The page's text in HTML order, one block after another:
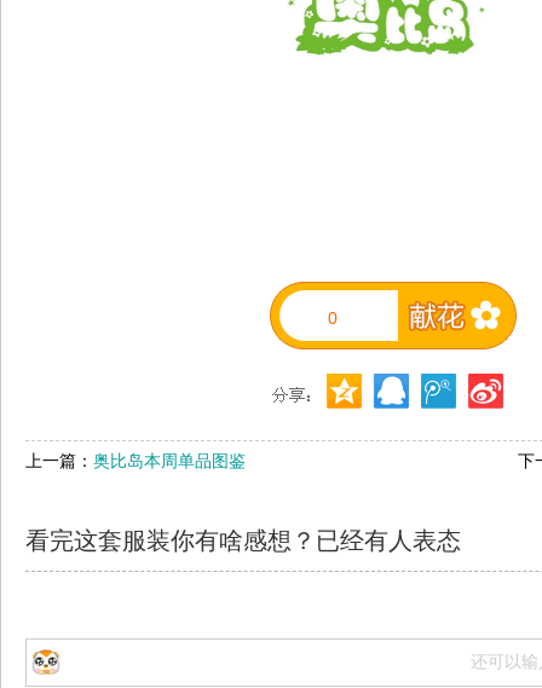
0
上一篇： 奥比岛本周单品图鉴 下
看完这套服装你有啥感想？已经有人表态
还可以输